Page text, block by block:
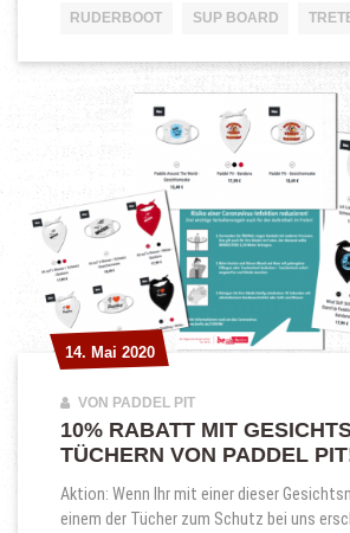
RUDERBOOT SUP BOARD
14. Mai 2020
14. Mai 2020
VON PADDEL PIT
10% RABATT MIT
TÜCHERN VON PADDEL
Aktion: Wenn Ihr mit einer dieser
einem der Tücher zum Schutz bei uns